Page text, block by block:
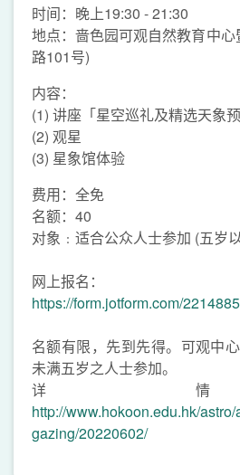
时间：晚上19:30 - 21:30
地点：啬色园可观自然教育中
路101号)
内容：
(1) 讲座「星空巡礼及精选天象预
(2) 观星
(3) 星象馆体验
费用：全免
名额：40
对象﹕适合公众人士参加 (五岁
网上报名：
https://form.jotform.com/
名额有限，先到先得。可观中
未满五岁之人士参加。
详
http://www.hokoon.edu.hk/
gazing/20220602/